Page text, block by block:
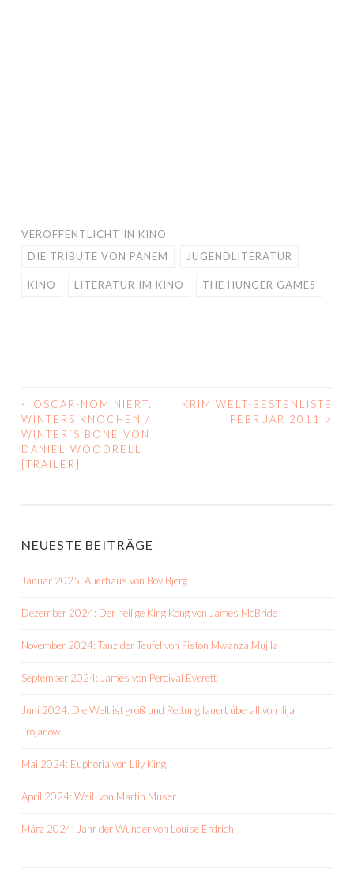
VERÖFFENTLICHT IN KINO
DIE TRIBUTE VON PANEM
JUGENDLITERATUR
KINO LITERATUR IM KINO THE HUNGER GAMES
BEITRAGS-
NAVIGATION
<
OSCAR-NOMINIERT:
WINTERS KNOCHEN /
WINTER´S BONE VON
DANIEL WOODRELL
[TRAILER]
KRIMIWELT-BESTENLISTE
FEBRUAR 2011
>
NEUESTE BEITRÄGE
Januar 2025: Auerhaus von Bov Bjerg
Dezember 2024: Der heilige King Kong von James McBride
November 2024: Tanz der Teufel von Fiston Mwanza Mujila
September 2024: James von Percival Everett
Juni 2024: Die Welt ist groß und Rettung lauert überall von Ilija
Trojanow
Mai 2024: Euphoria von Lily King
April 2024: Weil. von Martin Muser
März 2024: Jahr der Wunder von Louise Erdrich